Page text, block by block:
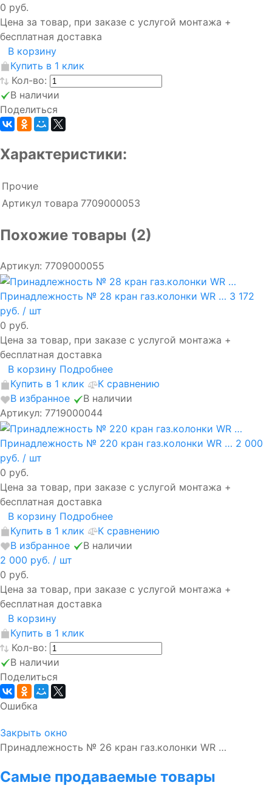
0 руб.
Цена за товар, при заказе с услугой монтажа +
бесплатная доставка
В корзину
Купить в 1 клик
Кол-во:
В наличии
Поделиться
Характеристики:
Прочие
Артикул товара 7709000053
Похожие товары (2)
Артикул: 7709000055
Принадлежность № 28 кран газ.колонки WR … 3 172
руб. / шт
0 руб.
Цена за товар, при заказе с услугой монтажа +
бесплатная доставка
В корзину Подробнее
Купить в 1 клик
К сравнению
В избранное
В наличии
Артикул: 7719000044
Принадлежность № 220 кран газ.колонки WR … 2 000
руб. / шт
0 руб.
Цена за товар, при заказе с услугой монтажа +
бесплатная доставка
В корзину Подробнее
Купить в 1 клик
К сравнению
В избранное
В наличии
2 000 руб. / шт
0 руб.
Цена за товар, при заказе с услугой монтажа +
бесплатная доставка
В корзину
Купить в 1 клик
Кол-во:
В наличии
Поделиться
Ошибка
Закрыть окно
Принадлежность № 26 кран газ.колонки WR …
Самые продаваемые товары